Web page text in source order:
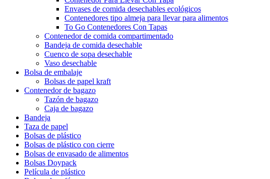
Envases de comida desechables ecológicos
Contenedores tipo almeja para llevar para alimentos
To Go Contenedores Con Tapas
Contenedor de comida compartimentado
Bandeja de comida desechable
Cuenco de sopa desechable
Vaso desechable
Bolsa de embalaje
Bolsas de papel kraft
Contenedor de bagazo
Tazón de bagazo
Caja de bagazo
Bandeja
Taza de papel
Bolsas de plástico
Bolsas de plástico con cierre
Bolsas de envasado de alimentos
Bolsas Doypack
Película de plástico